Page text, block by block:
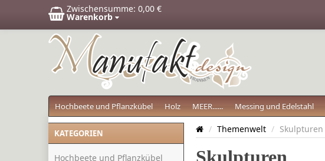
Zwischensumme: 0,00 €
Warenkorb
Hochbeete und Pflanzkübel Holz MEER...... Messing und Edelstahl
KATEGORIEN
Hochbeete und Pflanzkübel
/ Themenwelt / Skulpturen